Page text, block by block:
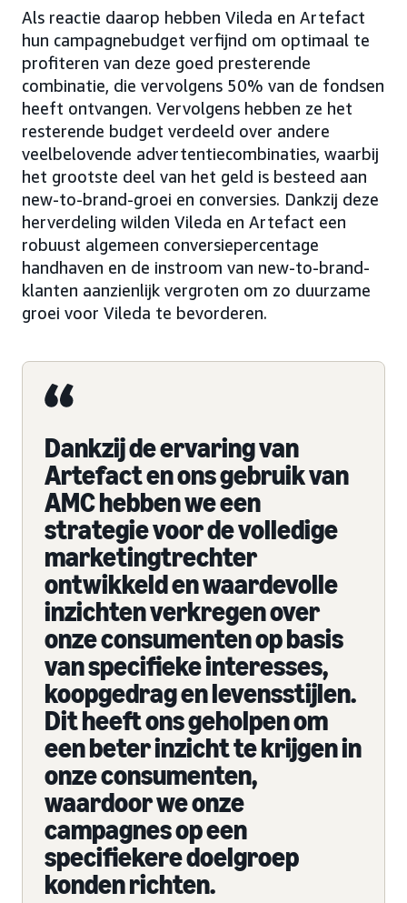
Als reactie daarop hebben Vileda en Artefact
hun campagnebudget verfijnd om optimaal te
profiteren van deze goed presterende
combinatie, die vervolgens 50% van de fondsen
heeft ontvangen. Vervolgens hebben ze het
resterende budget verdeeld over andere
veelbelovende advertentiecombinaties, waarbij
het grootste deel van het geld is besteed aan
new-to-brand-groei en conversies. Dankzij deze
herverdeling wilden Vileda en Artefact een
robuust algemeen conversiepercentage
handhaven en de instroom van new-to-brand-
klanten aanzienlijk vergroten om zo duurzame
groei voor Vileda te bevorderen.
Dankzij de ervaring van
Artefact en ons gebruik van
AMC hebben we een
strategie voor de volledige
marketingtrechter
ontwikkeld en waardevolle
inzichten verkregen over
onze consumenten op basis
van specifieke interesses,
koopgedrag en levensstijlen.
Dit heeft ons geholpen om
een beter inzicht te krijgen in
onze consumenten,
waardoor we onze
campagnes op een
specifiekere doelgroep
konden richten.